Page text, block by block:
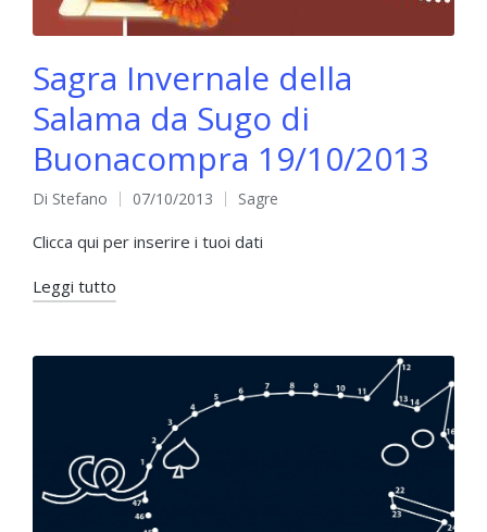
Sagra Invernale della
Salama da Sugo di
Buonacompra 19/10/2013
Pubblicato
da
Di Stefano 07/10/2013
Pubblicato
in
Sagre
Clicca qui per inserire i tuoi dati
Leggi tutto